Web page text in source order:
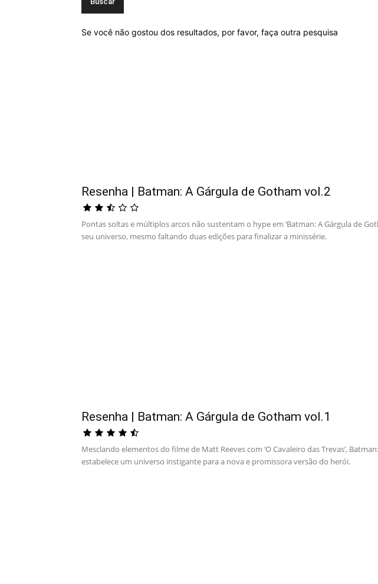
Se você não gostou dos resultados, por favor, faça outra pesquisa
Resenha | Batman: A Gárgula de Gotham vol.2
Pontas soltas e múltiplos arcos não sustentam o hype em ‘Batman: A Gárgula de
seu universo, mesmo faltando duas edições para finalizar a minissérie.
Resenha | Batman: A Gárgula de Gotham vol.1
Mesclando elementos do filme de Matt Reeves com ‘O Cavaleiro das Trevas’,
estabelece um universo instigante para a nova e promissora versão do herói.